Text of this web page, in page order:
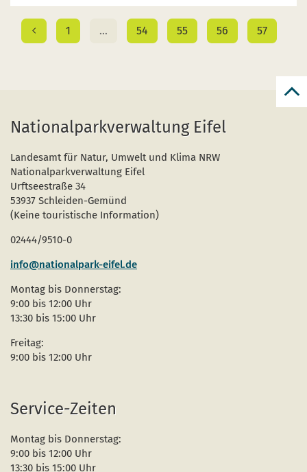
1 … 54 55 56 57
Nationalparkverwaltung Eifel
Landesamt für Natur, Umwelt und Klima NRW
Nationalparkverwaltung Eifel
Urftseestraße 34
53937 Schleiden-Gemünd
(Keine touristische Information)
02444/9510-0
info@nationalpark-eifel.de
Montag bis Donnerstag:
9:00 bis 12:00 Uhr
13:30 bis 15:00 Uhr
Freitag:
9:00 bis 12:00 Uhr
Service-Zeiten
Montag bis Donnerstag:
9:00 bis 12:00 Uhr
13:30 bis 15:00 Uhr